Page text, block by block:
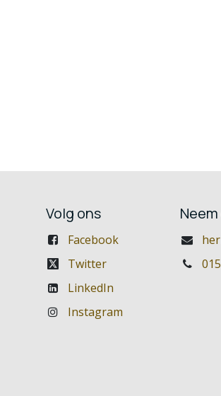
Volg ons
Facebook
Twitter
LinkedIn
Instagram